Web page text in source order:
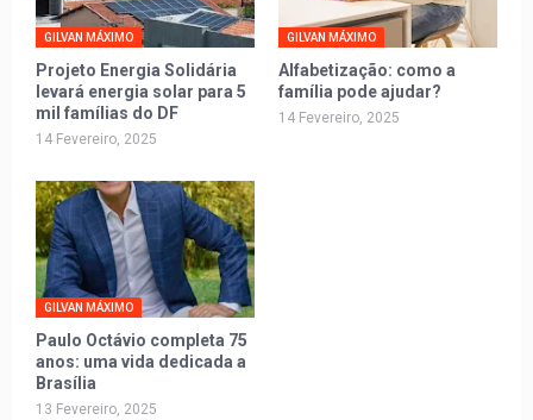
GILVAN MÁXIMO
Projeto Energia Solidária
levará energia solar para 5
mil famílias do DF
14 Fevereiro, 2025
GILVAN MÁXIMO
Alfabetização: como a
família pode ajudar?
14 Fevereiro, 2025
GILVAN MÁXIMO
Paulo Octávio completa 75
anos: uma vida dedicada a
Brasília
13 Fevereiro, 2025